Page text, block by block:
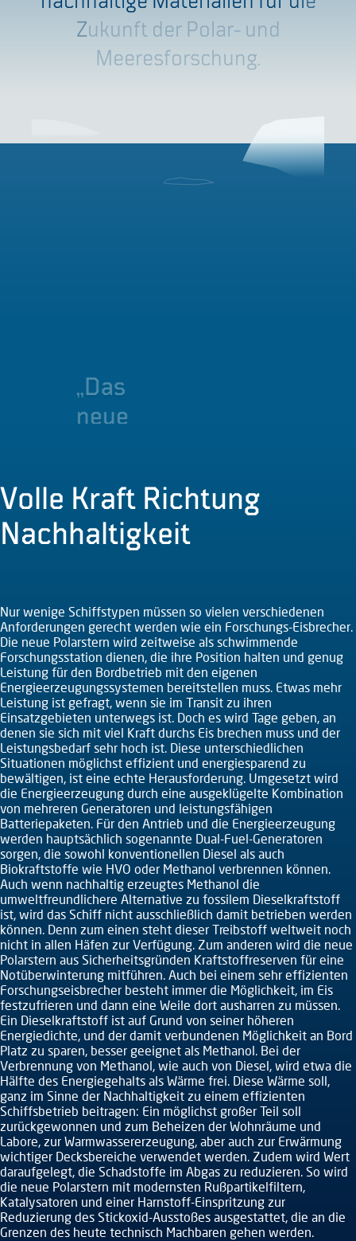
Zukunft der Polar- und
Meeresforschung.
„Das
neue
ein
Zeichen
Schifffahrt.“
Christian
Freudinger
Teilprojektleitung
Nachhaltigkeit © Alfred-Wegener-Institut
Volle Kraft Richtung
Nachhaltigkeit
Nur wenige Schiffstypen müssen so vielen verschiedenen
Anforderungen gerecht werden wie ein Forschungs-Eisbrecher.
Die neue Polarstern wird zeitweise als schwimmende
Forschungsstation dienen, die ihre Position halten und genug
Leistung für den Bordbetrieb mit den eigenen
Energieerzeugungssystemen bereitstellen muss. Etwas mehr
Leistung ist gefragt, wenn sie im Transit zu ihren
Einsatzgebieten unterwegs ist. Doch es wird Tage geben, an
denen sie sich mit viel Kraft durchs Eis brechen muss und der
Leistungsbedarf sehr hoch ist. Diese unterschiedlichen
Situationen möglichst effizient und energiesparend zu
bewältigen, ist eine echte Herausforderung. Umgesetzt wird
die Energieerzeugung durch eine ausgeklügelte Kombination
von mehreren Generatoren und leistungsfähigen
Batteriepaketen. Für den Antrieb und die Energieerzeugung
werden hauptsächlich sogenannte Dual-Fuel-Generatoren
sorgen, die sowohl konventionellen Diesel als auch
Biokraftstoffe wie HVO oder Methanol verbrennen können.
Auch wenn nachhaltig erzeugtes Methanol die
umweltfreundlichere Alternative zu fossilem Dieselkraftstoff
ist, wird das Schiff nicht ausschließlich damit betrieben werden
können. Denn zum einen steht dieser Treibstoff weltweit noch
nicht in allen Häfen zur Verfügung. Zum anderen wird die neue
Polarstern aus Sicherheitsgründen Kraftstoffreserven für eine
Notüberwinterung mitführen. Auch bei einem sehr effizienten
Forschungseisbrecher besteht immer die Möglichkeit, im Eis
festzufrieren und dann eine Weile dort ausharren zu müssen.
Ein Dieselkraftstoff ist auf Grund von seiner höheren
Energiedichte, und der damit verbundenen Möglichkeit an Bord
Platz zu sparen, besser geeignet als Methanol. Bei der
Verbrennung von Methanol, wie auch von Diesel, wird etwa die
Hälfte des Energiegehalts als Wärme frei. Diese Wärme soll,
ganz im Sinne der Nachhaltigkeit zu einem effizienten
Schiffsbetrieb beitragen: Ein möglichst großer Teil soll
zurückgewonnen und zum Beheizen der Wohnräume und
Labore, zur Warmwassererzeugung, aber auch zur Erwärmung
wichtiger Decksbereiche verwendet werden. Zudem wird Wert
daraufgelegt, die Schadstoffe im Abgas zu reduzieren. So wird
die neue Polarstern mit modernsten Rußpartikelfiltern,
Katalysatoren und einer Harnstoff-Einspritzung zur
Reduzierung des Stickoxid-Ausstoßes ausgestattet, die an die
Grenzen des heute technisch Machbaren gehen werden.